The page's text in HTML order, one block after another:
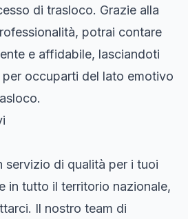
di trasloco. Grazie alla
potrai contare
e affidabile, lasciandoti
occuparti del lato emotivo
servizio di qualità per i tuoi
in tutto il territorio nazionale,
Il nostro team di